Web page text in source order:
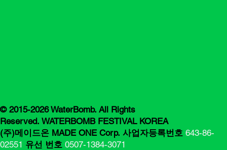
© 2015-2026 WaterBomb. All Rights
Reserved. WATERBOMB FESTIVAL KOREA
(주)메이드온 MADE ONE Corp. 사업자등록번호 643-86-
02551 유선 번호 0507-1384-3071